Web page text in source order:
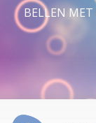
BELLEN